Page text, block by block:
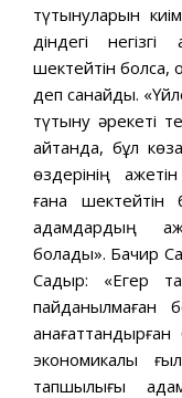
түтынуларын
діндегі негізгі
шектейтін болса,
деп санайды.
түтыну әрекеті
айтқанда, бұл
өздерінің
ғана шектейтін
адамдардың
болады». Бачир
Садыр: «Егер
пайданылмаған
экономикалық
тапшылығы